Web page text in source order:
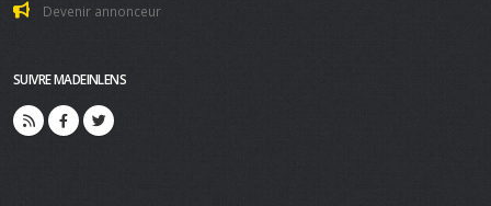
Devenir annonceur
SUIVRE MADEINLENS